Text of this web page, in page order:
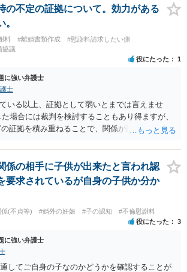
だ．慰謝料額については，婚姻破綻に至っていな
考慮されることになるかもしれません。 ②夫との
いてもらうか否かを検討するのがよいと思いま
ことを証明（証明力を強めることも含む）でき
に検討を進めるという考え方でもよいでしょ
衡のように思います。 ③行政書士に委任をして
ような内容の委任なのか不明ですが，その行政
思います。請求するか，訴訟にするか，その点
性交類似行為は認めているのか，それさえも否
て，考え方・進め方は変わってくると思いま
士でも同じだと思います。）への対応ではあま
います。減額で折り合えるなら本人様の交渉で
が，ゼロかどうかの観点であれば，訴訟に進む
思います。そうしますと，お近くの弁護士に相
討した方がよいようにも思います。
の不定の証拠について。効力がある
料 #離婚書類作成
#慰謝料請求したい側
協議
役にたった 1
に強い弁護士
士
いる以上、証拠として弱いとまでは言えませ
場合には裁判を検討することもあり得ますが、
証拠を積み重ねることで、関係が認定される余
ので、お早めに弁護士に相談されることをおす
係の相手に子供が出来たと言われ認
要求されているが自身の子供か分か
(不貞等) #婚外の妊娠 #子の認知 #不倫慰謝料
役にたった 3
に強い弁護士
してご自身の子なのかどうかを確認することが